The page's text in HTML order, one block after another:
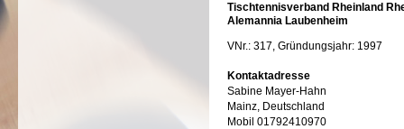
Tischtennisverband Rheinland
Alemannia Laubenheim
VNr.: 317, Gründungsjahr: 1997
Kontaktadresse
Sabine Mayer-Hahn
Mainz, Deutschland
Mobil 01792410970